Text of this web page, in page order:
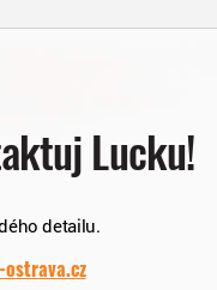
Lucku!
detailu.